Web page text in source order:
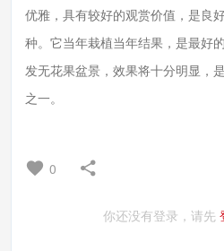
优雅，具有较好的观赏价值，是良
种。它当年栽植当年结果，是最好
发无花果盆景，效果将十分明显，
之一。
0
你还没有登录，请先